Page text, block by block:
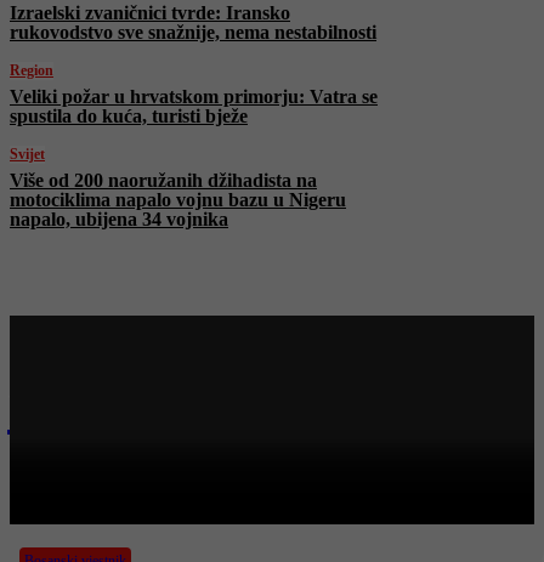
Izraelski zvaničnici tvrde: Iransko
rukovodstvo sve snažnije, nema nestabilnosti
Region
Veliki požar u hrvatskom primorju: Vatra se
spustila do kuća, turisti bježe
Svijet
Više od 200 naoružanih džihadista na
motociklima napalo vojnu bazu u Nigeru
napalo, ubijena 34 vojnika